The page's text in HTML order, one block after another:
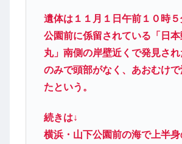
遺体は１１月１日午前１０時５
公園前に係留されている「日本
丸」南側の岸壁近くで発見さ
のみで頭部がなく、あおむけ
たという。
続きは↓
横浜・山下公園前の海で上半